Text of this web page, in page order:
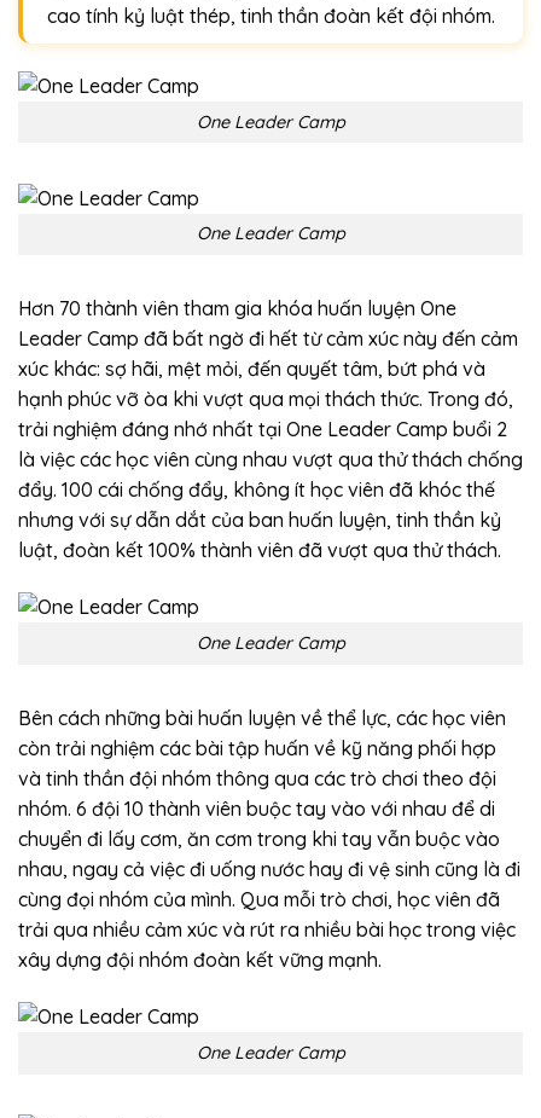
cao tính kỷ luật thép, tinh thần đoàn kết đội nhóm.
One Leader Camp
One Leader Camp
Hơn 70 thành viên tham gia khóa huấn luyện One
Leader Camp đã bất ngờ đi hết từ cảm xúc này đến cảm
xúc khác: sợ hãi, mệt mỏi, đến quyết tâm, bứt phá và
hạnh phúc vỡ òa khi vượt qua mọi thách thức. Trong đó,
trải nghiệm đáng nhớ nhất tại One Leader Camp buổi 2
là việc các học viên cùng nhau vượt qua thử thách chống
đẩy. 100 cái chống đẩy, không ít học viên đã khóc thế
nhưng với sự dẫn dắt của ban huấn luyện, tinh thần kỷ
luật, đoàn kết 100% thành viên đã vượt qua thử thách.
One Leader Camp
Bên cách những bài huấn luyện về thể lực, các học viên
còn trải nghiệm các bài tập huấn về kỹ năng phối hợp
và tinh thần đội nhóm thông qua các trò chơi theo đội
nhóm. 6 đội 10 thành viên buộc tay vào với nhau để di
chuyển đi lấy cơm, ăn cơm trong khi tay vẫn buộc vào
nhau, ngay cả việc đi uống nước hay đi vệ sinh cũng là đi
cùng đọi nhóm của mình. Qua mỗi trò chơi, học viên đã
trải qua nhiều cảm xúc và rút ra nhiều bài học trong việc
xây dựng đội nhóm đoàn kết vững mạnh.
One Leader Camp